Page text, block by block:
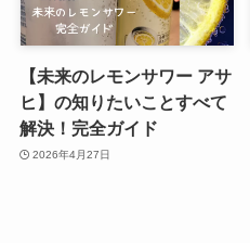
【未来のレモンサワー アサ
ヒ】の知りたいことすべて
解決！完全ガイド
2026年4月27日